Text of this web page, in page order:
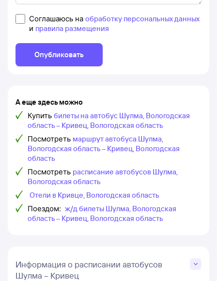
Соглашаюсь на обработку персональных данных
и правила размещения
Опубликовать
А еще здесь можно
Купить билеты на автобус Шулма, Вологодская
область – Кривец, Вологодская область
Посмотреть маршрут автобуса Шулма,
Вологодская область – Кривец, Вологодская
область
Посмотреть расписание автобусов Шулма,
Вологодская область
Отели в Кривце, Вологодская область
Поездом: ж/д билеты Шулма, Вологодская
область – Кривец, Вологодская область
Информация о расписании автобусов
Шулма – Кривец